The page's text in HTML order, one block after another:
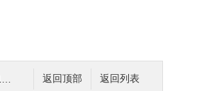
返回列表
返回顶部